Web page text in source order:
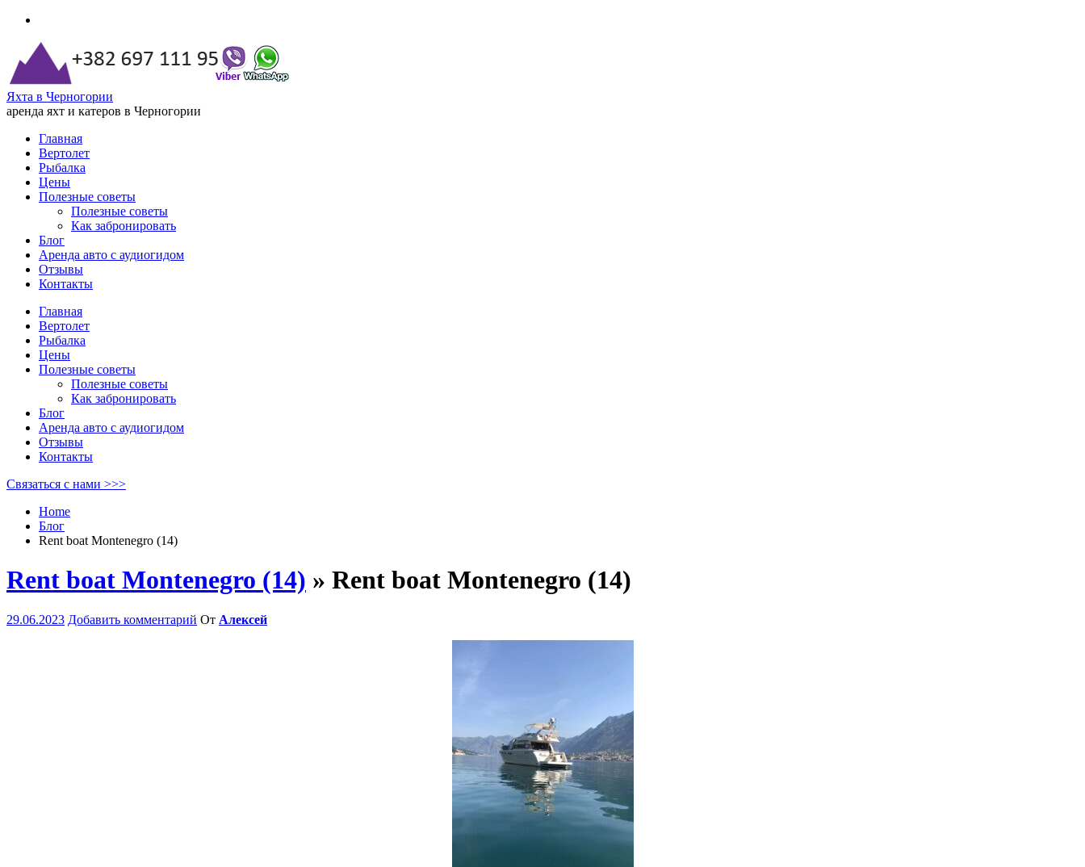
Яхта в Черногории
аренда яхт и катеров в Черногории
Главная
Вертолет
Рыбалка
Цены
Полезные советы
Полезные советы
Как забронировать
Блог
Аренда авто с аудиогидом
Отзывы
Контакты
Главная
Вертолет
Рыбалка
Цены
Полезные советы
Полезные советы
Как забронировать
Блог
Аренда авто с аудиогидом
Отзывы
Контакты
Связаться с нами >>>
Home
Блог
Rent boat Montenegro (14)
Rent boat Montenegro (14) » Rent boat Montenegro (14)
29.06.2023 Добавить комментарий От Алексей